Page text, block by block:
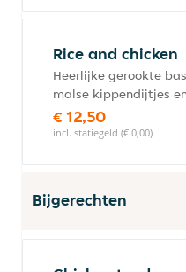
Rice and chicken
Heerlijke gerookte
malse kippendijtjes
€ 12,50
incl. statiegeld (€ 0,00)
Bijgerechten